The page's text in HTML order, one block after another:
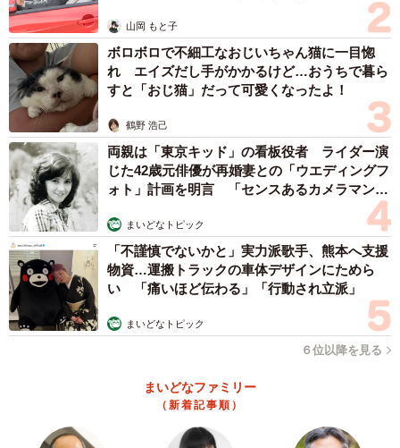
山岡 もと子
ボロボロで不細工なおじいちゃん猫に一目惚
れ エイズだし手がかかるけど…おうちで暮ら
すと「おじ猫」だって可愛くなったよ！
鶴野 浩己
両親は「東京キッド」の看板役者 ライダー演
じた42歳元俳優が再婚妻との「ウエディングフ
ォト」計画を明言 「センスあるカメラマン求
まいどなトピック
「不謹慎でないかと」実力派歌手、熊本へ支援
物資…運搬トラックの車体デザインにためら
い 「痛いほど伝わる」「行動され立派」
まいどなトピック
６位以降を見る
まいどなファミリー
（新着記事順）